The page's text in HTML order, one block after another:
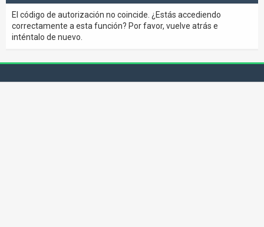
El código de autorización no coincide. ¿Estás accediendo
correctamente a esta función? Por favor, vuelve atrás e
inténtalo de nuevo.